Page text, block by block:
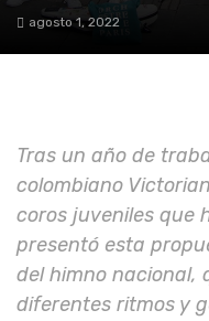
agosto 1, 2022
Tras un año de
colombiano
coros juveniles que
presentó esta
del himno nacional,
diferentes ritmos y